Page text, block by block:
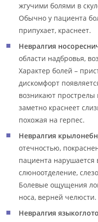
жгучими болями в
Обычно у пациента
припухает, краснеет.
Невралгия
области надбровья,
Характер болей –
дискомфорт
возникают прострелы
заметно краснеет
похожая на герпес.
Невралгия
отечностью,
пациента нарушается
слюноотделение,
Болевые ощущения
носа, верней челюсти.
Невралгия